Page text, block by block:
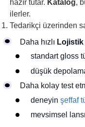
hazır tutar. Katalog,
ilerler.
Tedarikçi üzerinden
Daha hızlı Lojistik
standart gloss
düşük
Daha kolay test
deneyin şeffaf
mevsimsel